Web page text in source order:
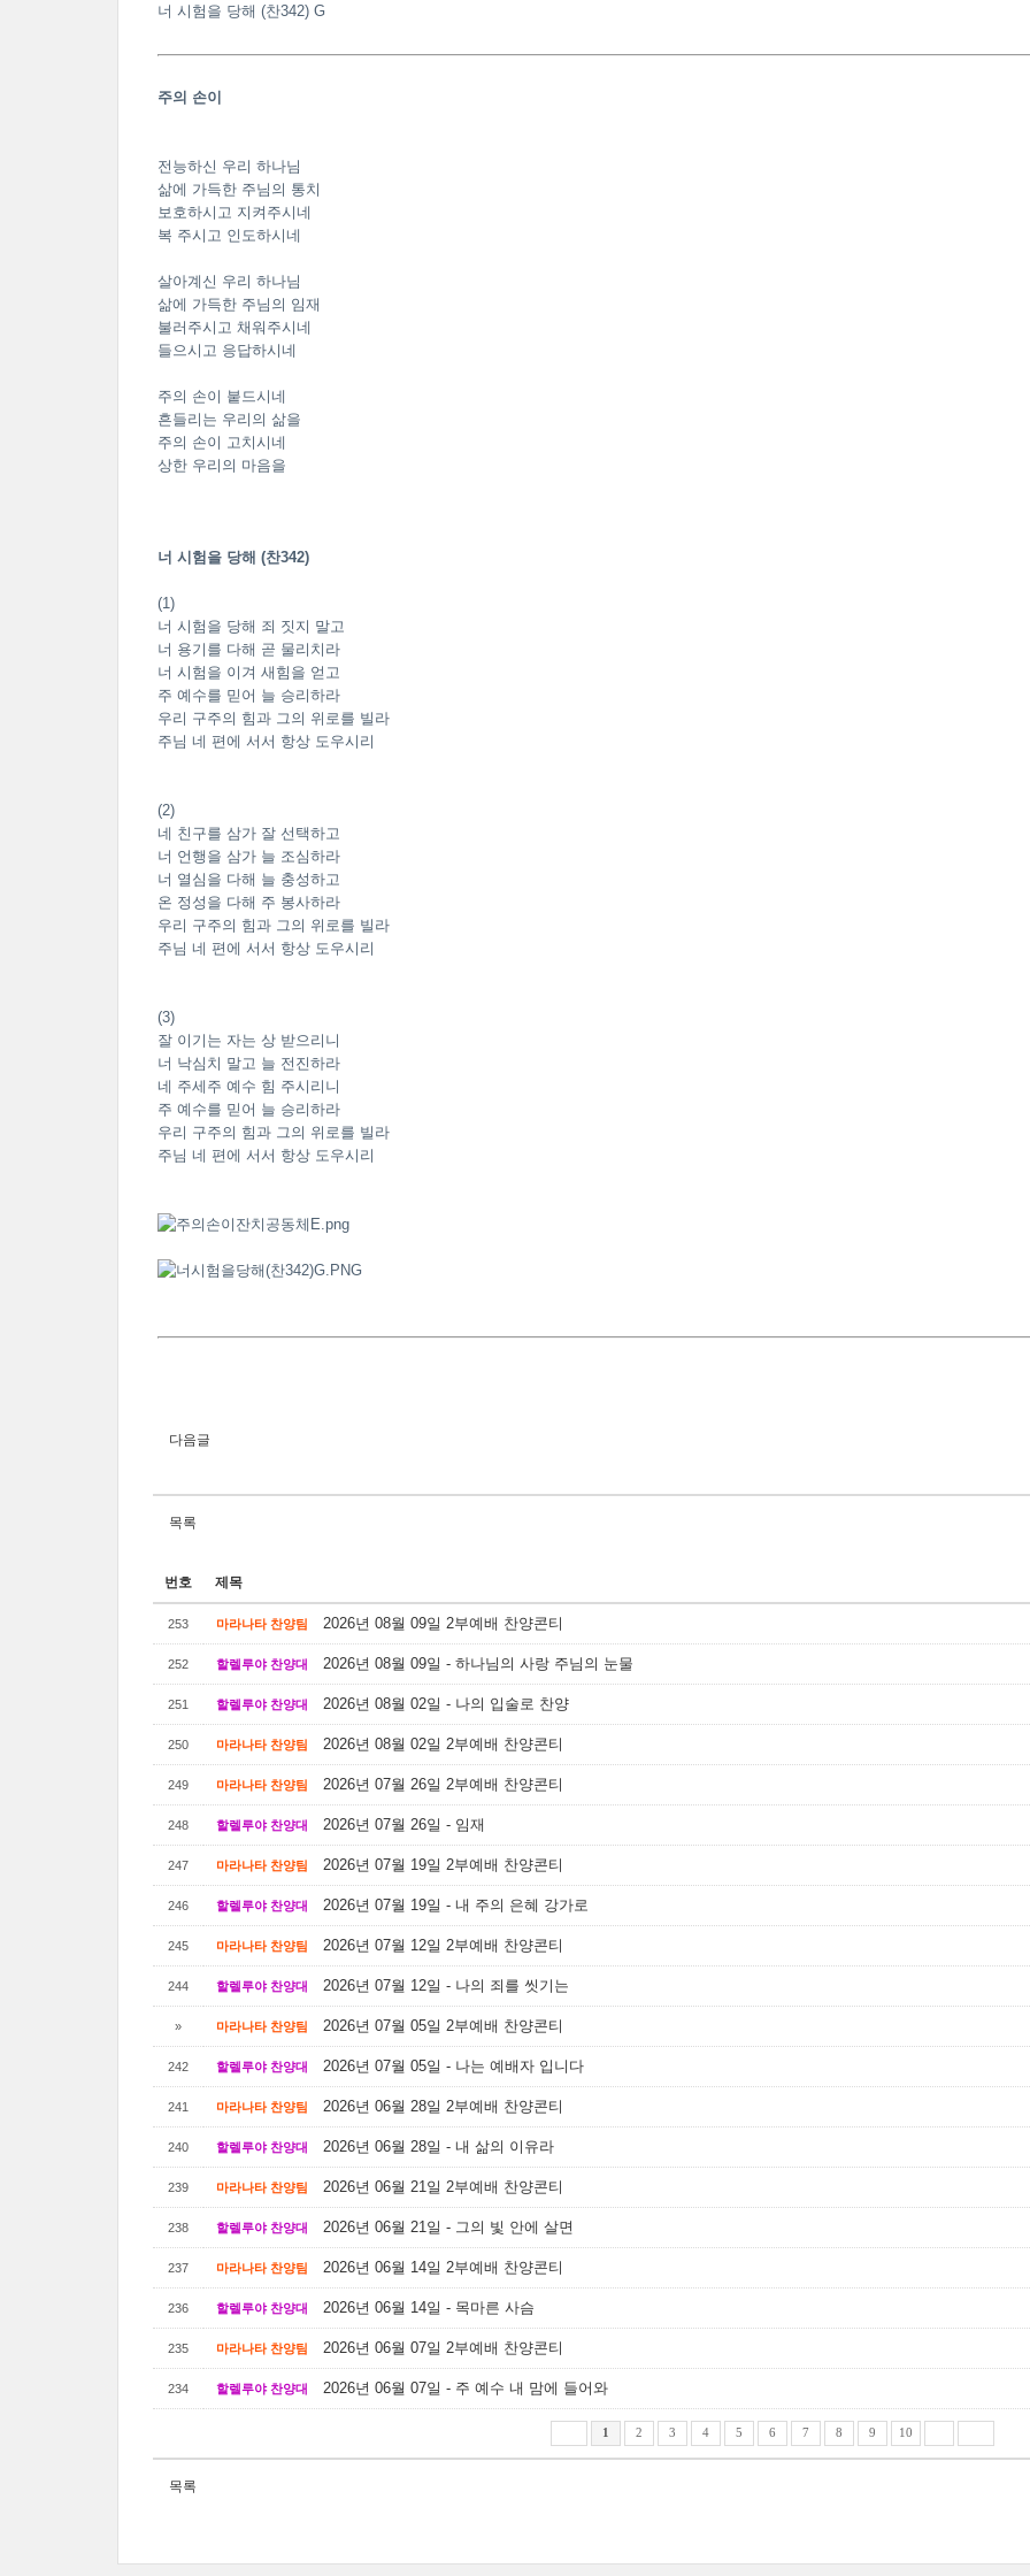
너 시험을 당해 (찬342) G
주의 손이
전능하신 우리 하나님
삶에 가득한 주님의 통치
보호하시고 지켜주시네
복 주시고 인도하시네
살아계신 우리 하나님
삶에 가득한 주님의 임재
불러주시고 채워주시네
들으시고 응답하시네
주의 손이 붙드시네
흔들리는 우리의 삶을
주의 손이 고치시네
상한 우리의 마음을
너 시험을 당해 (찬342)
(1)
너 시험을 당해 죄 짓지 말고
너 용기를 다해 곧 물리치라
너 시험을 이겨 새힘을 얻고
주 예수를 믿어 늘 승리하라
우리 구주의 힘과 그의 위로를 빌라
주님 네 편에 서서 항상 도우시리
(2)
네 친구를 삼가 잘 선택하고
너 언행을 삼가 늘 조심하라
너 열심을 다해 늘 충성하고
온 정성을 다해 주 봉사하라
우리 구주의 힘과 그의 위로를 빌라
주님 네 편에 서서 항상 도우시리
(3)
잘 이기는 자는 상 받으리니
너 낙심치 말고 늘 전진하라
네 주세주 예수 힘 주시리니
주 예수를 믿어 늘 승리하라
우리 구주의 힘과 그의 위로를 빌라
주님 네 편에 서서 항상 도우시리
다음글
목록
번호 제목
253 마라나타 찬양팀 2026년 08월 09일 2부예배 찬양콘티
252 할렐루야 찬양대 2026년 08월 09일 - 하나님의 사랑 주님의 눈물
251 할렐루야 찬양대 2026년 08월 02일 - 나의 입술로 찬양
250 마라나타 찬양팀 2026년 08월 02일 2부예배 찬양콘티
249 마라나타 찬양팀 2026년 07월 26일 2부예배 찬양콘티
248 할렐루야 찬양대 2026년 07월 26일 - 임재
247 마라나타 찬양팀 2026년 07월 19일 2부예배 찬양콘티
246 할렐루야 찬양대 2026년 07월 19일 - 내 주의 은혜 강가로
245 마라나타 찬양팀 2026년 07월 12일 2부예배 찬양콘티
244 할렐루야 찬양대 2026년 07월 12일 - 나의 죄를 씻기는
» 마라나타 찬양팀 2026년 07월 05일 2부예배 찬양콘티
242 할렐루야 찬양대 2026년 07월 05일 - 나는 예배자 입니다
241 마라나타 찬양팀 2026년 06월 28일 2부예배 찬양콘티
240 할렐루야 찬양대 2026년 06월 28일 - 내 삶의 이유라
239 마라나타 찬양팀 2026년 06월 21일 2부예배 찬양콘티
238 할렐루야 찬양대 2026년 06월 21일 - 그의 빛 안에 살면
237 마라나타 찬양팀 2026년 06월 14일 2부예배 찬양콘티
236 할렐루야 찬양대 2026년 06월 14일 - 목마른 사슴
235 마라나타 찬양팀 2026년 06월 07일 2부예배 찬양콘티
234 할렐루야 찬양대 2026년 06월 07일 - 주 예수 내 맘에 들어와
1 2 3 4 5 6 7 8 9 10
목록